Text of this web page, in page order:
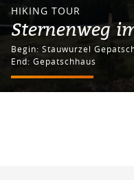
HIKING TOUR
Sternenweg
Begin: Stauwurzel
End: Gepatschhaus